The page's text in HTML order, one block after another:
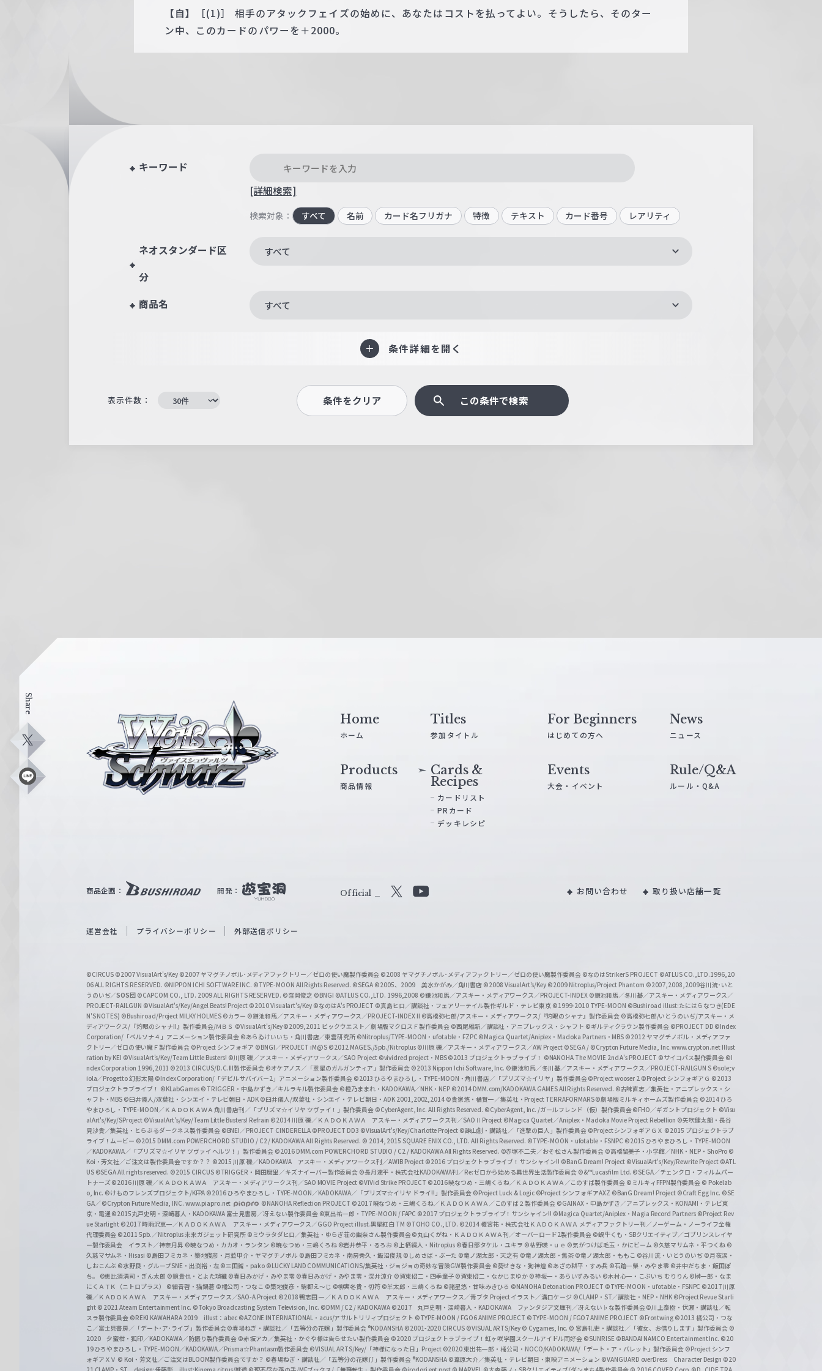
【自】［(1)］ 相手のアタックフェイズの始めに、あなたはコストを払ってよい。そうしたら、そのター
ン中、このカードのパワーを＋2000。
キーワード
[詳細検索]
検索対象： すべて 名前 カード名フリガナ 特徴 テキスト カード番号 レアリティ
ネオスタンダード区
分
すべて
商品名 すべて
条件詳細を開く
表示件数： 条件をクリア この条件で検索
Share
X
L
ス
W
i
c
h
w
a
r
z
Home
ホーム
Titles
参加タイトル
For Beginners
はじめての方へ
News
ニュース
Products
商品情報
Cards &
Recipes
カードリスト
PRカード
デッキレシピ
Events
大会・イベント
Rule/Q&A
ルール・Q&A
商品企画： 開発： Official
Y
b
e
O
f
f
i
c
i
a
l
C
h
a
n
n
e
l
お問い合わせ 取り扱い店舗一覧
運営会社 プライバシーポリシー 外部送信ポリシー
©CIRCUS ©2007 VisualArt's/Key ©2007 ヤマグチノボル･メディアファクトリー／ゼロの使い魔製作委員会 ©2008 ヤマグチノボル･メディアファクトリー／ゼロの使い魔製作委員会 ©なのはStrikerS PROJECT ©ATLUS CO.,LTD.1996,20
06 ALL RIGHTS RESERVED. ©NIPPON ICHI SOFTWARE INC. ©TYPE-MOON All Rights Reserved. ©SEGA ©2005、2009 美水かがみ／角川書店 ©2008 VisualArt's/Key ©2009 Nitroplus/Project Phantom ©2007,2008,2009谷川流･いと
うのいぢ／SOS団 ©CAPCOM CO., LTD. 2009 ALL RIGHTS RESERVED. ©窪岡俊之 ©BNGI ©ATLUS CO.,LTD. 1996,2008 ©鎌池和馬／アスキー・メディアワークス／PROJECT-INDEX ©鎌池和馬／冬川基／アスキー・メディアワークス／
PROJECT-RAILGUN ©VisualArt's/Key/Angel Beats! Project ©2010 Visualart's/Key ©なのはA's PROJECT ©真島ヒロ／講談社・フェアリーテイル製作ギルド・テレビ東京 ©1999-2010 TYPE-MOON ©Bushiroad illust:たにはらなつき(EDE
N'S NOTES) ©Bushiroad/Project MILKY HOLMES ©カラー ©鎌池和馬／アスキー・メディアワークス／PROJECT-INDEX II ©高橋弥七郎/アスキー・メディアワークス/『灼眼のシャナ』製作委員会 ©高橋弥七郎/いとうのいぢ/アスキー・メ
ディアワークス/『灼眼のシャナII』製作委員会/ＭＢＳ ©VisualArt's/Key©2009,2011 ビックウエスト／劇場版マクロスＦ製作委員会 ©西尾維新／講談社・アニプレックス・シャフト ©ギルティクラウン製作委員会 ©PROJECT DD ©Index
Corporation/「ペルソナ４」アニメーション製作委員会 ©あらゐけいいち・角川書店／東雲研究所 ©Nitroplus/TYPE-MOON・ufotable・FZPC ©Magica Quartet/Aniplex・Madoka Partners・MBS ©2012 ヤマグチノボル・メディアファ
クトリー／ゼロの使い魔Ｆ製作委員会 ©Project シンフォギア ©BNGI／PROJECT iM@S ©2012 MAGES./5pb./Nitroplus ©川原 礫／アスキー・メディアワークス／AW Project ©SEGA / ©Crypton Future Media, Inc. www.crypton.net Illust
ration by KEI ©VisualArt's/Key/Team Little Busters! ©川原 礫／アスキー・メディアワークス／SAO Project ©vividred project・MBS ©2013 プロジェクトラブライブ！ ©NANOHA The MOVIE 2nd A's PROJECT ©サイコパス製作委員会 ©I
ndex Corporation 1996,2011 ©2013 CIRCUS/D.C.III製作委員会 ©オケアノス／「翠星のガルガンティア」製作委員会 ©2013 Nippon Ichi Software, Inc. ©鎌池和馬／冬川基／アスキー・メディアワークス／PROJECT-RAILGUN S ©sole;v
iola／Progetto 幻影太陽 ©Index Corporation/「デビルサバイバー2」アニメーション製作委員会 ©2013 ひろやまひろし・TYPE-MOON・角川書店／「プリズマ☆イリヤ」製作委員会©Project wooser 2 ©Project シンフォギアＧ ©2013
プロジェクトラブライブ！ ©KLabGames © TRIGGER・中島かずき／キルラキル製作委員会 ©橙乃ままれ・KADOKAWA／NHK・NEP ©2014 DMM.com/KADOKAWA GAMES All Rights Reserved. ©古味直志／集英社・アニプレックス・シ
ャフト・MBS ©臼井儀人/双葉社・シンエイ・テレビ朝日・ADK ©臼井儀人/双葉社・シンエイ・テレビ朝日・ADK 2001,2002,2014 ©貴家悠・橘賢一／集英社・Project TERRAFORMARS©劇場版ミルキィホームズ製作委員会 ©2014 ひろ
やまひろし・TYPE-MOON／ＫＡＤＯＫＡＷＡ 角川書店刊／「プリズマ☆イリヤ ツヴァイ！」製作委員会 ©CyberAgent, Inc. All Rights Reserved. ©CyberAgent, Inc. /ガールフレンド（仮）製作委員会©FHO／ギガントプロジェクト ©Visu
alArt's/Key/SProject ©VisualArt's/Key/Team Little Busters! Refrain ©2014 川原 礫／ＫＡＤＯＫＡＷＡ アスキー・メディアワークス刊／SAOⅡ Project ©Magica Quartet／Aniplex・Madoka Movie Project Rebellion ©矢吹健太朗・長谷
見沙貴／集英社・とらぶるダークネス製作委員会 ©BNEI／PROJECT CINDERELLA ©PROJECT DD3 ©VisualArt's/Key/Charlotte Project ©諫山創・講談社／「進撃の巨人」製作委員会 ©Project シンフォギアＧＸ ©2015 プロジェクトラブ
ライブ！ムービー ©2015 DMM.com POWERCHORD STUDIO / C2 / KADOKAWA All Rights Reserved. © 2014, 2015 SQUARE ENIX CO., LTD. All Rights Reserved. ©TYPE-MOON・ufotable・FSNPC ©2015 ひろやまひろし・TYPE-MOON
／KADOKAWA／「プリズマ☆イリヤ ツヴァイ ヘルツ！」製作委員会 ©2016 DMM.com POWERCHORD STUDIO / C2 / KADOKAWA All Rights Reserved. ©赤塚不二夫／おそ松さん製作委員会 ©高橋留美子・小学館／NHK・NEP・ShoPro ©
Koi・芳文社／ご注文は製作委員会ですか？？ ©2015 川原 礫／KADOKAWA アスキー・メディアワークス刊／AWIB Project ©2016 プロジェクトラブライブ！サンシャイン!! ©BanG Dream! Project ©VisualArt's/Key/Rewrite Project ©ATL
US ©SEGA All rights reserved. ©2015 CIRCUS ©TRIGGER・岡田麿里／キズナイーバー製作委員会 ©長月達平・株式会社KADOKAWA刊／Re:ゼロから始める異世界生活製作委員会 ©&™Lucasfilm Ltd. ©SEGA／チェンクロ・フィルムパー
トナーズ©2016 川原 礫／ＫＡＤＯＫＡＷＡ アスキー・メディアワークス刊／SAO MOVIE Project ©ViVid Strike PROJECT ©2016 暁なつめ・三嶋くろね／ＫＡＤＯＫＡＷＡ／このすば製作委員会 ©ミルキィFFPN製作委員会 © Pokelab
o, Inc. ©けものフレンズプロジェクト/KFPA ©2016 ひろやまひろし・TYPE-MOON／KADOKAWA／「プリズマ☆イリヤ ドライ!!」製作委員会 ©Project Luck & Logic ©Project シンフォギアAXZ ©BanG Dream! Project ©Craft Egg Inc. ©SE
GA／ ©Crypton Future Media, INC. www.piapro.net
©NANOHA Reflection PROJECT ©2017 暁なつめ・三嶋くろね／ＫＡＤＯＫＡＷＡ／このすば２製作委員会 ©GAINAX・中島かずき／アニプレックス・KONAMI・テレビ東
京・電通 ©2015丸戸史明・深崎暮人・KADOKAWA 富士見書房／冴えない製作委員会 ©東出祐一郎・TYPE-MOON / FAPC ©2017 プロジェクトラブライブ！サンシャイン!! ©Magica Quartet/Aniplex・Magia Record Partners ©Project Rev
ue Starlight ©2017 時雨沢恵一／ＫＡＤＯＫＡＷＡ アスキー・メディアワークス／GGO Project illust.黒星紅白 TM ©TOHO CO., LTD. ©2014 榎宮祐・株式会社ＫＡＤＯＫＡＷＡ メディアファクトリー刊／ノーゲーム・ノーライフ全権
代理委員会 ©2011 5pb.／Nitroplus 未来ガジェット研究所 ©ミウラタダヒロ／集英社・ゆらぎ荘の幽奈さん製作委員会©丸山くがね・ＫＡＤＯＫＡＷＡ刊／オーバーロード2製作委員会 ©蝸牛くも・SBクリエイティブ／ゴブリンスレイヤ
ー製作委員会 イラスト／神奈月昇 ©暁なつめ・カカオ・ランタン ©暁なつめ・三嶋くろね ©岩井恭平・るろお ©上栖綴人・Nitroplus ©春日部タケル・ユキヲ ©枯野瑛・ｕｅ ©気がつけば毛玉・かにビーム ©久慈マサムネ・平つくね ©
久慈マサムネ・Hisasi ©島田フミカネ・築地俊彦・月並甲介・ヤマグチノボル ©島田フミカネ・南房秀久・飯沼俊規 ©しめさば・ぶーた ©竜ノ湖太郎・天之有 ©竜ノ湖太郎・焦茶 ©竜ノ湖太郎・ももこ ©谷川流・いとうのいぢ ©月夜涙・
しおこんぶ ©水野良・グループSNE・出渕裕・左©三田誠・pako ©LUCKY LAND COMMUNICATIONS/集英社・ジョジョの奇妙な冒険GW製作委員会 ©葵せきな・狗神煌 ©あざの耕平・すみ兵 ©石踏一榮・みやま零 ©井中だちま・飯田ぽ
ち。
©恵比須清司・ぎん太郎 ©鏡貴也・とよた瑣織 ©春日みかげ・みやま零 ©春日みかげ・みやま零・深井涼介 ©賀東招二・四季童子 ©賀東招二・なかじまゆか ©神坂一・あらいずみるい ©木村心一・こぶいち むりりん ©榊一郎・なま
にくＡＴＫ（ニトロプラス） ©細音啓・猫鍋蒼 ©橘公司・つなこ ©築地俊彦・駒都え～じ ©柳実冬貴・切符 ©羊太郎・三嶋くろね ©諸星悠・甘味みきひろ ©NANOHA Detonation PROJECT ©TYPE-MOON・ufotable・FSNPC ©2017 川原
礫／ＫＡＤＯＫＡＷＡ アスキー・メディアワークス／SAO-A Project ©2018 鴨志田 一／ＫＡＤＯＫＡＷＡ アスキー・メディアワークス／青ブタ Project イラスト／溝口ケージ ©CLAMP・ST／講談社・NEP・NHK ©Project Revue Starli
ght © 2021 Ateam Entertainment Inc. ©Tokyo Broadcasting System Television, Inc. ©DMM / C2 / KADOKAWA ©2017 丸戸史明・深崎暮人・KADOKAWA ファンタジア文庫刊／冴えない♭な製作委員会©川上泰樹・伏瀬・講談社／転
スラ製作委員会 ©REKI KAWAHARA 2019 illust：abec ©AZONE INTERNATIONAL・acus/アサルトリリィプロジェクト ©TYPE-MOON / FGO6 ANIME PROJECT ©TYPE-MOON / FGO7 ANIME PROJECT ©Frontwing ©2013 橘公司・つな
こ／富士見書房／「デート･ア･ライブ」製作委員会©春場ねぎ・講談社／「五等分の花嫁」製作委員会 ®KODANSHA ©2001-2020 CIRCUS ©VISUAL ARTS/Key © Cygames, Inc. © 宮島礼吏・講談社／「彼女、お借りします」製作委員会 ©
2020 夕蜜柑・狐印／KADOKAWA／防振り製作委員会 ©赤坂アカ／集英社・かぐや様は告らせたい製作委員会 ©2020 プロジェクトラブライブ！虹ヶ咲学園スクールアイドル同好会 ©SUNRISE ©BANDAI NAMCO Entertainment Inc. ©20
19 ひろやまひろし・TYPE-MOON／KADOKAWA／Prisma☆Phantasm製作委員会 ©VISUAL ARTS/Key/「神様になった日」Project ©2020 東出祐一郎・橘公司・NOCO/KADOKAWA/「デート・ア・バレット」製作委員会 ©Project シンフ
ォギアＸＶ © Koi・芳文社／ご注文はBLOOM製作委員会ですか？ ©春場ねぎ・講談社／「五等分の花嫁∬」製作委員会 ®KODANSHA ©葦原大介／集英社・テレビ朝日・東映アニメーション ©VANGUARD overDress Character Design ©20